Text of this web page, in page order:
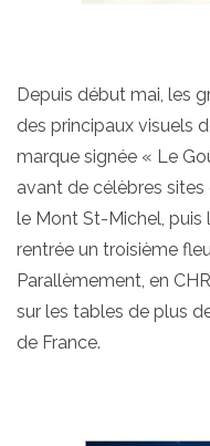
Depuis début mai, les
des principaux visuels
marque signée « Le
avant de célèbres sites
le Mont St-Michel, puis
rentrée un troisième
Parallèmement, en
sur les tables de plus
de France.